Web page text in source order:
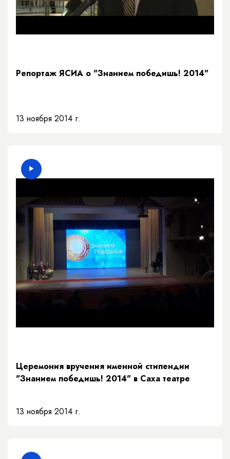
Репортаж ЯСИА о "Знанием победишь! 2014"
13 ноября 2014 г.
Церемония вручения именной стипендии
"Знанием победишь! 2014" в Саха театре
13 ноября 2014 г.